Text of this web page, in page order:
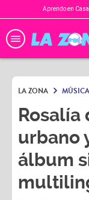
Aprendo en Casa
LA ZONA MÚSICA
Rosalía
urbano
álbum